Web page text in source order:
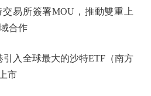
易所簽署MOU，推動雙重上
合作
入全球最大的沙特ETF（南方
市